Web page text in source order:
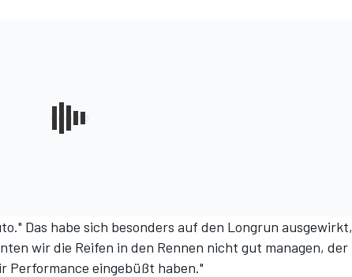
Das habe sich besonders auf den Longrun ausgewirkt,
wir die Reifen in den Rennen nicht gut managen, der
Performance eingebüßt haben."